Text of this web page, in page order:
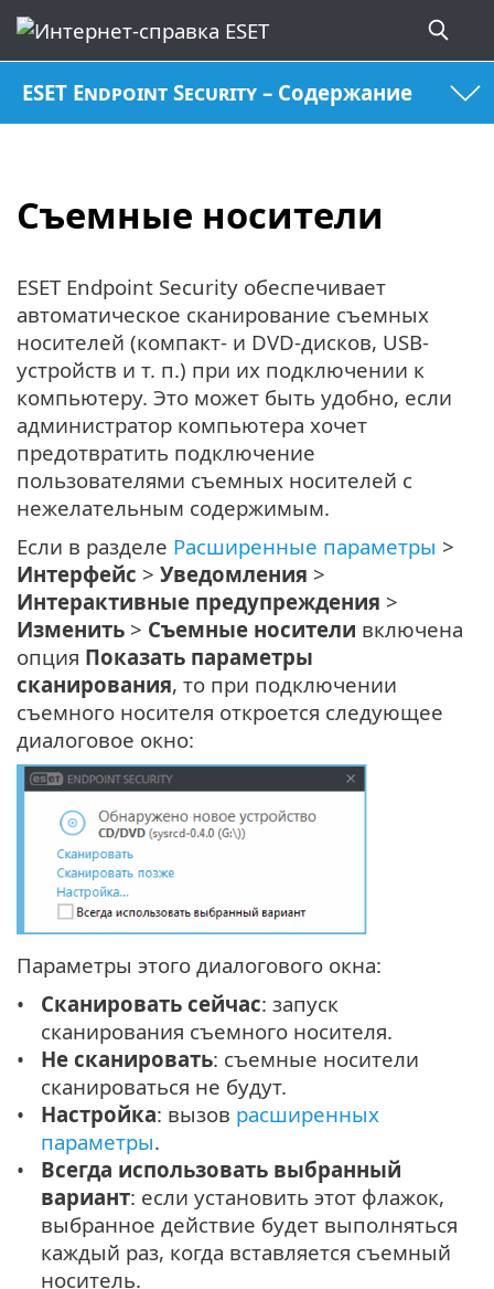
ESET Endpoint Security – Содержание
Съемные носители
ESET Endpoint Security обеспечивает
автоматическое сканирование съемных
носителей (компакт- и DVD-дисков, USB-
устройств и т. п.) при их подключении к
компьютеру. Это может быть удобно, если
администратор компьютера хочет
предотвратить подключение
пользователями съемных носителей с
нежелательным содержимым.
Если в разделе Расширенные параметры >
Интерфейс > Уведомления >
Интерактивные предупреждения >
Изменить > Съемные носители включена
опция Показать параметры
сканирования, то при подключении
съемного носителя откроется следующее
диалоговое окно:
Параметры этого диалогового окна:
Сканировать сейчас: запуск
сканирования съемного носителя.
Не сканировать: съемные носители
сканироваться не будут.
Настройка: вызов расширенных
параметры.
Всегда использовать выбранный
вариант: если установить этот флажок,
выбранное действие будет выполняться
каждый раз, когда вставляется съемный
носитель.